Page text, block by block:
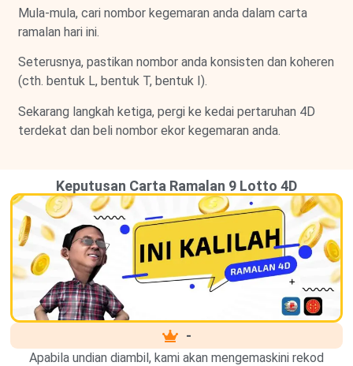
Mula-mula, cari nombor kegemaran anda dalam carta
ramalan hari ini.
Seterusnya, pastikan nombor anda konsisten dan koheren
(cth. bentuk L, bentuk T, bentuk I).
Sekarang langkah ketiga, pergi ke kedai pertaruhan 4D
terdekat dan beli nombor ekor kegemaran anda.
Keputusan Carta Ramalan 9 Lotto 4D
-
Apabila undian diambil, kami akan mengemaskini rekod